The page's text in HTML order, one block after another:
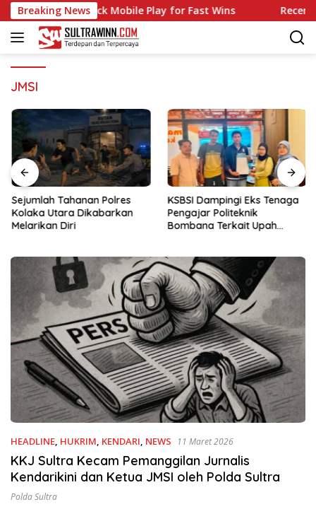
Langsung
ke
konten
Breaking News
Casino: Quick Mobile Play for Fast Wins Recenzja
JMSI
Sejumlah Tahanan Polres
Kolaka Utara Dikabarkan
Melarikan Diri
KSBSI Dampingi Eks Tenaga
Pengajar Politeknik
Bombana Terkait Upah
HEADLINE, HUKRIM, KENDARI, NEWS 11 Maret 2026
KKJ Sultra Kecam Pemanggilan Jurnalis
Kendarikini dan Ketua JMSI oleh Polda Sultra
Polda Sultra